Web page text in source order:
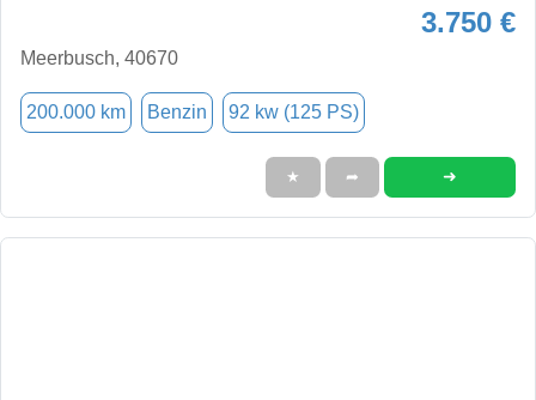
3.750 €
Meerbusch, 40670
200.000 km Benzin 92 kw (125 PS)
★ ➦ ➜